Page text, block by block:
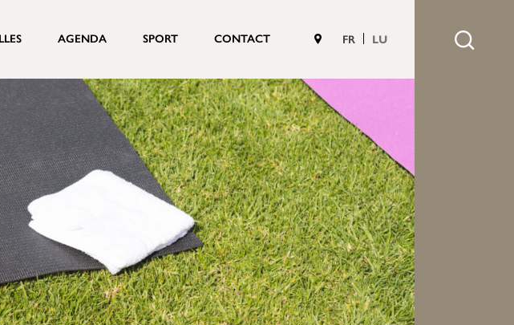
AGENDA SPORT CONTACT FR LU